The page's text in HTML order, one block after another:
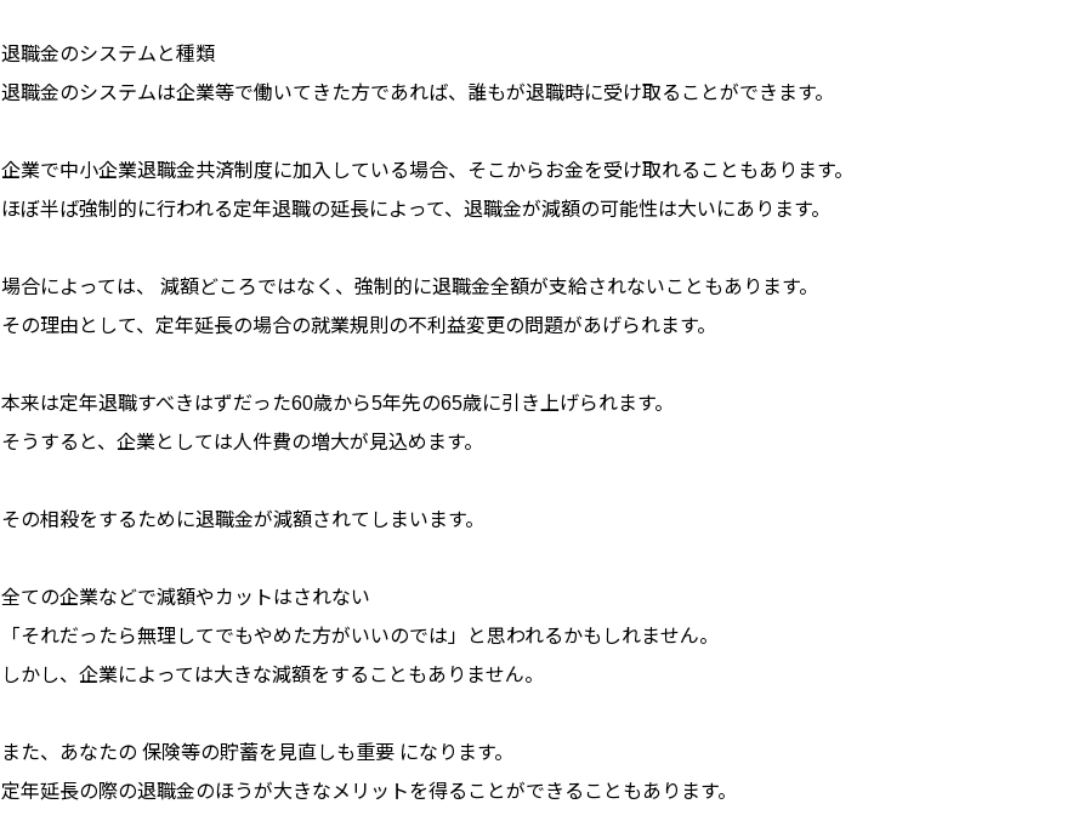
退職金のシステムと種類
退職金のシステムは企業等で働いてきた方であれば、誰もが退職時に受け取ることができます。
企業で中小企業退職金共済制度に加入している場合、そこからお金を受け取れることもあります。
ほぼ半ば強制的に行われる定年退職の延長によって、退職金が減額の可能性は大いにあります。
場合によっては、 減額どころではなく、強制的に退職金全額が支給されないこともあります。
その理由として、定年延長の場合の就業規則の不利益変更の問題があげられます。
本来は定年退職すべきはずだった60歳から5年先の65歳に引き上げられます。
そうすると、企業としては人件費の増大が見込めます。
その相殺をするために退職金が減額されてしまいます。
全ての企業などで減額やカットはされない
「それだったら無理してでもやめた方がいいのでは」と思われるかもしれません。
しかし、企業によっては大きな減額をすることもありません。
また、あなたの 保険等の貯蓄を見直しも重要 になります。
定年延長の際の退職金のほうが大きなメリットを得ることができることもあります。